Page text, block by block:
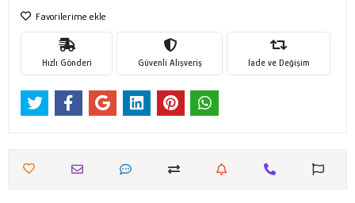
Favorilerime ekle
Hızlı Gönderi Güvenli Alışveriş İade ve Değişim